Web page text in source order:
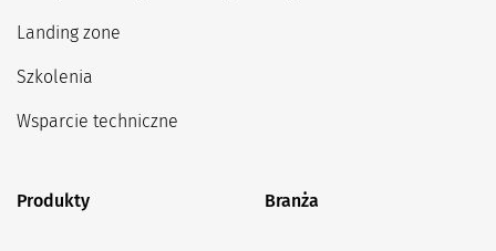
Landing zone
Szkolenia
Wsparcie techniczne
Produkty Branża